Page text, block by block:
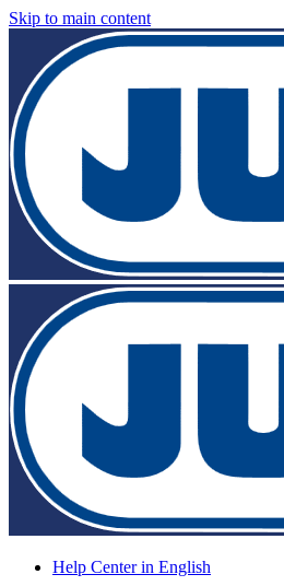
Skip to main content
Help Center in English